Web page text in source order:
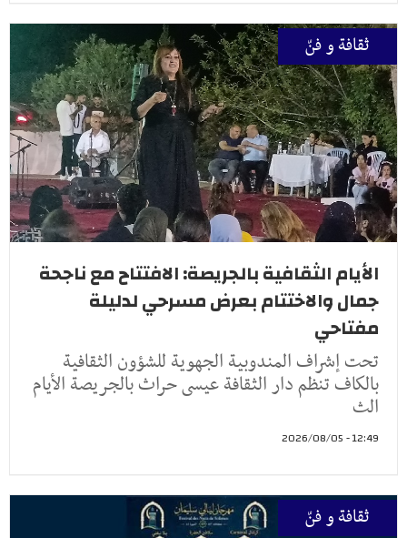
ثقافة و فنّ
الأيام الثقافية بالجريصة: الافتتاح مع ناجحة
جمال والاختتام بعرض مسرحي لدليلة
مفتاحي
تحت إشراف المندوبية الجهوية للشؤون الثقافية
بالكاف تنظم دار الثقافة عيسى حراث بالجريصة الأيام
الث
12:49 - 2026/08/05
ثقافة و فنّ